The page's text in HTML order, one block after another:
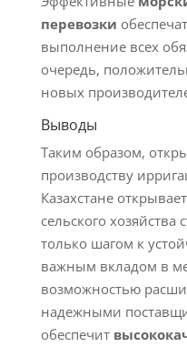
перевозки
выполнение всех
очередь,
новых
Выводы
Таким образом,
производству
Казахстане
сельского хозяйства
только шагом к
важным вкладом в
возможностью
надежными
обеспечит